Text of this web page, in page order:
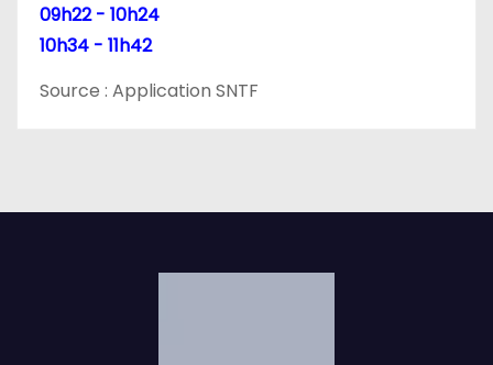
09h22 - 10h24
10h34 - 11h42
Source : Application SNTF